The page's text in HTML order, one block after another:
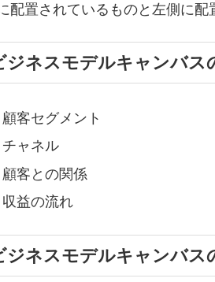
配置されているものと左側に配
ジネスモデルキャンバス
顧客セグメント
チャネル
顧客との関係
収益の流れ
ジネスモデルキャンバス